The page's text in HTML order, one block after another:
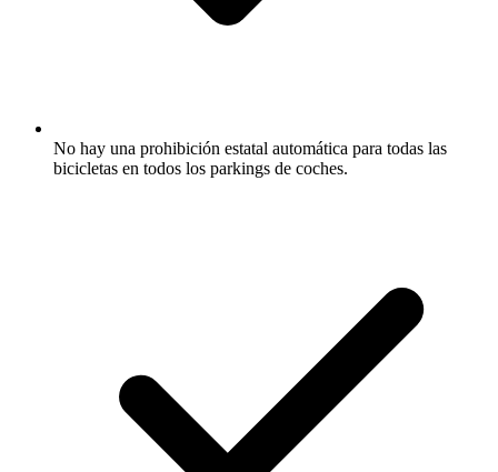
No hay una prohibición estatal automática para todas las
bicicletas en todos los parkings de coches.